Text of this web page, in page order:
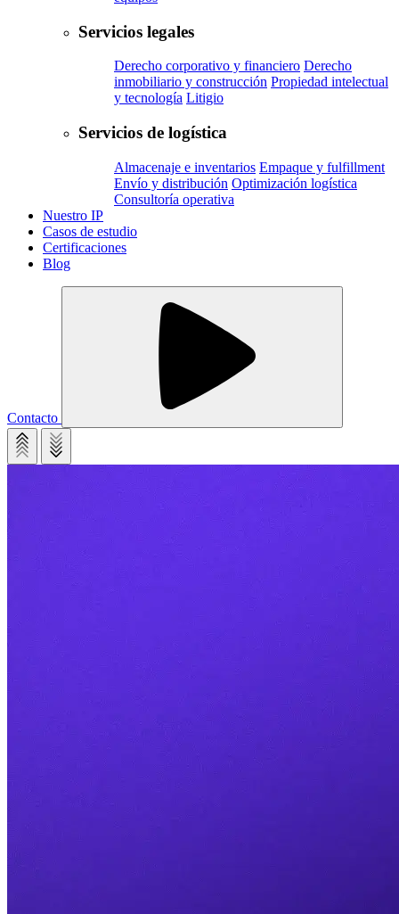
Servicios legales
Derecho corporativo y financiero Derecho
inmobiliario y construcción Propiedad intelectual
y tecnología Litigio
Servicios de logística
Almacenaje e inventarios Empaque y fulfillment
Envío y distribución Optimización logística
Consultoría operativa
Nuestro IP
Casos de estudio
Certificaciones
Blog
Contacto